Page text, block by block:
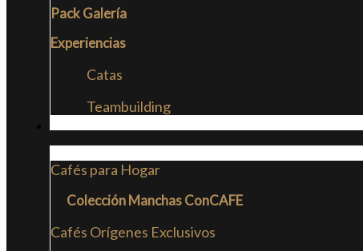
Pack Galería
Experiencias
Catas
Teambuilding
Cafés para Hogar
Colección Manchas ConCAFE
Cafés Orígenes Exclusivos